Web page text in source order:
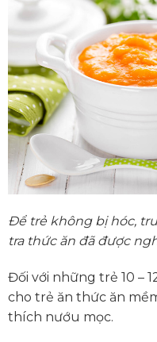
Để trẻ không bị hóc,
tra thức ăn đã được
Đối với những trẻ 10 –
cho trẻ ăn thức ăn
thích nướu mọc.